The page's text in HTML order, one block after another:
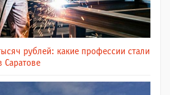
рублей: какие профессии стали